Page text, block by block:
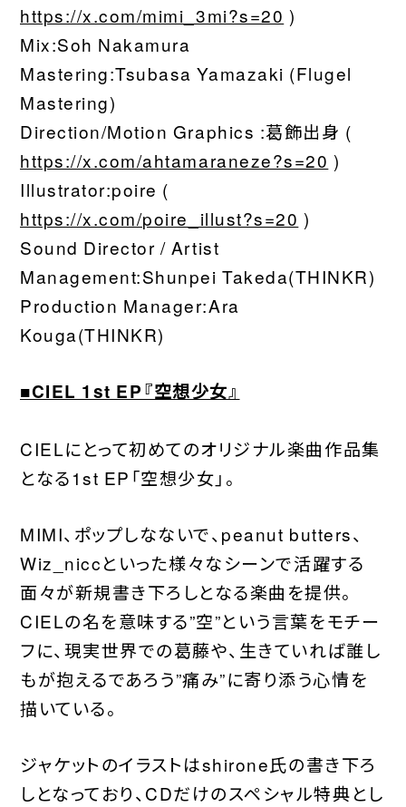
https://x.com/mimi_3mi?s=20 )
Mix:Soh Nakamura
Mastering:Tsubasa Yamazaki (Flugel
Mastering)
Direction/Motion Graphics :葛飾出身 (
https://x.com/ahtamaraneze?s=20 )
Illustrator:poire (
https://x.com/poire_illust?s=20 )
Sound Director / Artist
Management:Shunpei Takeda(THINKR)
Production Manager:Ara
Kouga(THINKR)
■CIEL 1st EP『空想少女』
CIELにとって初めてのオリジナル楽曲作品集
となる1st EP「空想少女」。
MIMI、ポップしなないで、peanut butters、
Wiz_niccといった様々なシーンで活躍する
面々が新規書き下ろしとなる楽曲を提供。
CIELの名を意味する”空”という言葉をモチー
フに、現実世界での葛藤や、生きていれば誰し
もが抱えるであろう”痛み”に寄り添う心情を
描いている。
ジャケットのイラストはshirone氏の書き下ろ
しとなっており、CDだけのスペシャル特典とし